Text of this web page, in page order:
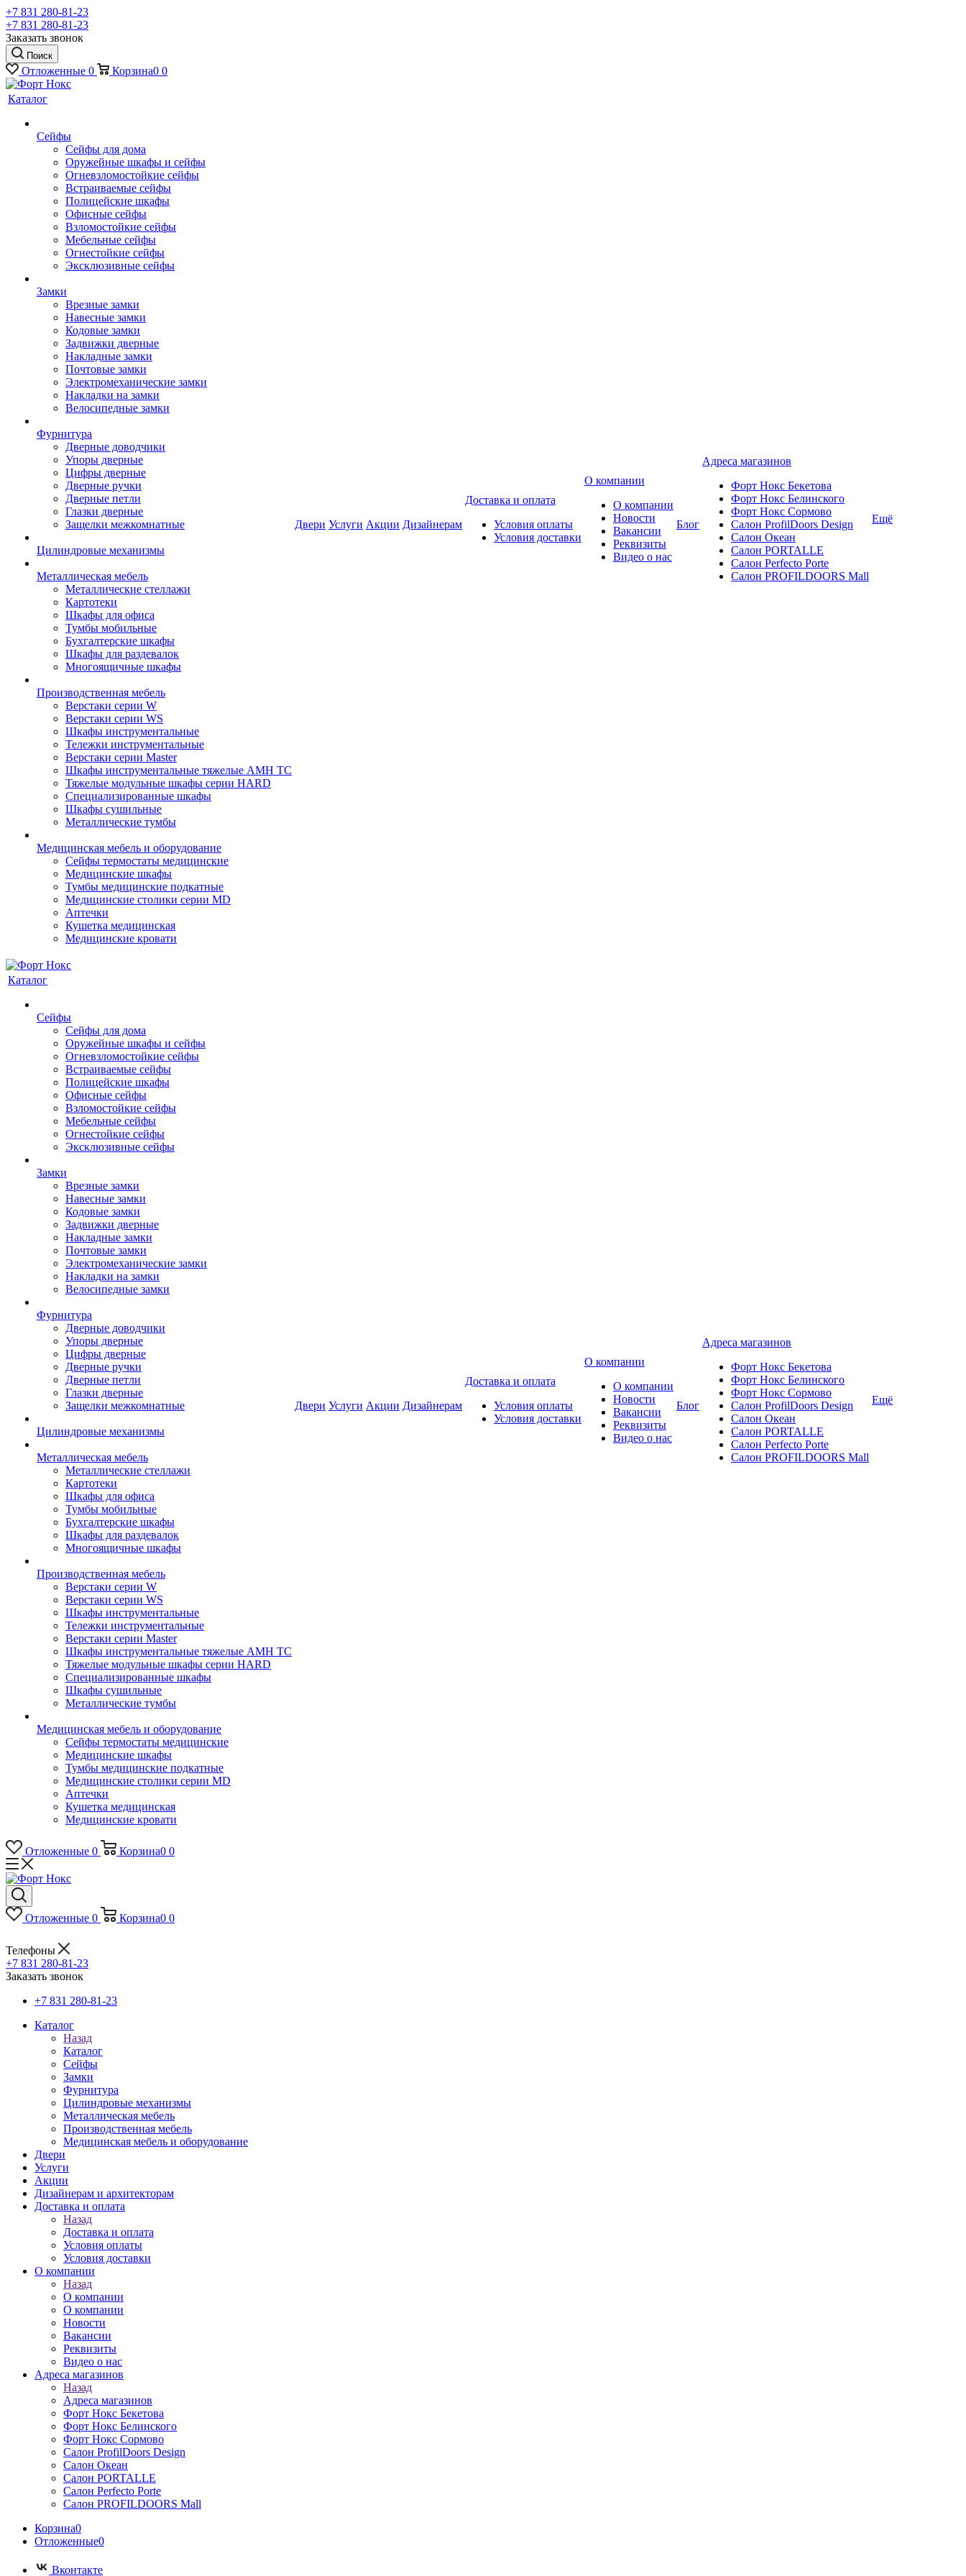
+7 831 280-81-23
+7 831 280-81-23
Заказать звонок
Поиск
Отложенные 0 Корзина0 0
Каталог
Сейфы
Сейфы для дома
Оружейные шкафы и сейфы
Огневзломостойкие сейфы
Встраиваемые сейфы
Полицейские шкафы
Офисные сейфы
Взломостойкие сейфы
Мебельные сейфы
Огнестойкие сейфы
Эксклюзивные сейфы
Замки
Врезные замки
Навесные замки
Кодовые замки
Задвижки дверные
Накладные замки
Почтовые замки
Электромеханические замки
Накладки на замки
Велосипедные замки
Фурнитура
Дверные доводчики
Упоры дверные
Цифры дверные
Дверные ручки
Дверные петли
Глазки дверные
Защелки межкомнатные
Цилиндровые механизмы
Металлическая мебель
Металлические стеллажи
Картотеки
Шкафы для офиса
Тумбы мобильные
Бухгалтерские шкафы
Шкафы для раздевалок
Многоящичные шкафы
Производственная мебель
Верстаки серии W
Верстаки серии WS
Шкафы инструментальные
Тележки инструментальные
Верстаки серии Master
Шкафы инструментальные тяжелые AMH TC
Тяжелые модульные шкафы серии HARD
Cпециализированные шкафы
Шкафы сушильные
Металлические тумбы
Медицинская мебель и оборудование
Сейфы термостаты медицинские
Медицинские шкафы
Тумбы медицинские подкатные
Медицинские столики серии MD
Аптечки
Кушетка медицинская
Медицинские кровати
Двери Услуги Акции Дизайнерам
Доставка и оплата
Условия оплаты
Условия доставки
О компании
О компании
Новости
Вакансии
Реквизиты
Видео о нас
Блог
Адреса магазинов
Форт Нокс Бекетова
Форт Нокс Белинского
Форт Нокс Сормово
Салон ProfilDoors Design
Салон Океан
Салон PORTALLE
Салон Perfecto Portе
Салон PROFILDOORS Mall
Ещё
Каталог
Сейфы
Сейфы для дома
Оружейные шкафы и сейфы
Огневзломостойкие сейфы
Встраиваемые сейфы
Полицейские шкафы
Офисные сейфы
Взломостойкие сейфы
Мебельные сейфы
Огнестойкие сейфы
Эксклюзивные сейфы
Замки
Врезные замки
Навесные замки
Кодовые замки
Задвижки дверные
Накладные замки
Почтовые замки
Электромеханические замки
Накладки на замки
Велосипедные замки
Фурнитура
Дверные доводчики
Упоры дверные
Цифры дверные
Дверные ручки
Дверные петли
Глазки дверные
Защелки межкомнатные
Цилиндровые механизмы
Металлическая мебель
Металлические стеллажи
Картотеки
Шкафы для офиса
Тумбы мобильные
Бухгалтерские шкафы
Шкафы для раздевалок
Многоящичные шкафы
Производственная мебель
Верстаки серии W
Верстаки серии WS
Шкафы инструментальные
Тележки инструментальные
Верстаки серии Master
Шкафы инструментальные тяжелые AMH TC
Тяжелые модульные шкафы серии HARD
Cпециализированные шкафы
Шкафы сушильные
Металлические тумбы
Медицинская мебель и оборудование
Сейфы термостаты медицинские
Медицинские шкафы
Тумбы медицинские подкатные
Медицинские столики серии MD
Аптечки
Кушетка медицинская
Медицинские кровати
Двери Услуги Акции Дизайнерам
Доставка и оплата
Условия оплаты
Условия доставки
О компании
О компании
Новости
Вакансии
Реквизиты
Видео о нас
Блог
Адреса магазинов
Форт Нокс Бекетова
Форт Нокс Белинского
Форт Нокс Сормово
Салон ProfilDoors Design
Салон Океан
Салон PORTALLE
Салон Perfecto Portе
Салон PROFILDOORS Mall
Ещё
Отложенные 0 Корзина0 0
Отложенные 0 Корзина0 0
Телефоны
+7 831 280-81-23
Заказать звонок
+7 831 280-81-23
Каталог
Назад
Каталог
Сейфы
Замки
Фурнитура
Цилиндровые механизмы
Металлическая мебель
Производственная мебель
Медицинская мебель и оборудование
Двери
Услуги
Акции
Дизайнерам и архитекторам
Доставка и оплата
Назад
Доставка и оплата
Условия оплаты
Условия доставки
О компании
Назад
О компании
О компании
Новости
Вакансии
Реквизиты
Видео о нас
Адреса магазинов
Назад
Адреса магазинов
Форт Нокс Бекетова
Форт Нокс Белинского
Форт Нокс Сормово
Салон ProfilDoors Design
Салон Океан
Салон PORTALLE
Салон Perfecto Portе
Салон PROFILDOORS Mall
Корзина0
Отложенные0
Вконтакте